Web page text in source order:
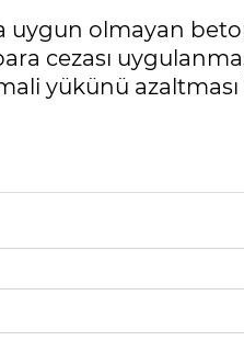
uygun olmayan
cezası
yükünü